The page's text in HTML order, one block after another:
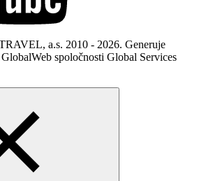
a.s. 2010 - 2026. Generuje
spoločnosti Global Services